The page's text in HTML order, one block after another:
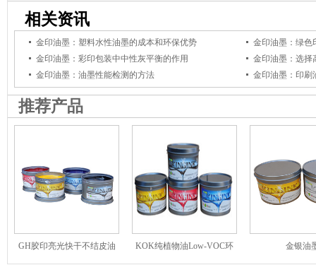
相关资讯
金印油墨：塑料水性油墨的成本和环保优势
金印油墨：绿色
金印油墨：彩印包装中中性灰平衡的作用
金印油墨：选择
金印油墨：油墨性能检测的方法
金印油墨：印刷
推荐产品
GH胶印亮光快干不结皮油
KOK纯植物油Low-VOC环
金银油